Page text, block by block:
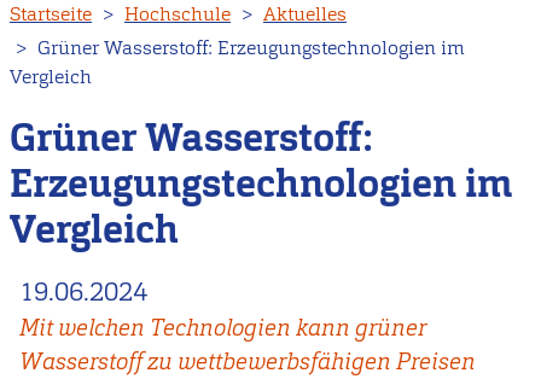
zum
Inhalt
available
to
page
instead.
Startseite Hochschule
Aktuelles
Grüner Wasserstoff: Erzeugungstechnologien im
Vergleich
Grüner Wasserstoff:
Erzeugungstechnologien im
Vergleich
19.06.2024
Mit welchen Technologien kann grüner
Wasserstoff zu wettbewerbsfähigen Preisen